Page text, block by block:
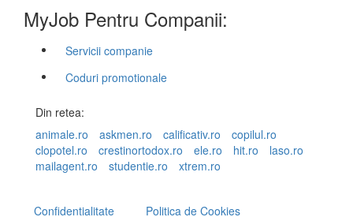
MyJob Pentru Companii:
Servicii companie
Coduri promotionale
Din retea:
animale.ro
askmen.ro calificativ.ro
copilul.ro
clopotel.ro
crestinortodox.ro ele.ro hit.ro
laso.ro
mailagent.ro
studentie.ro xtrem.ro
Confidentialitate Politica de Cookies